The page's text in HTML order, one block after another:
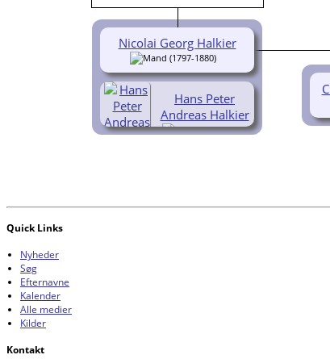
Hans Peter
Andreas Halkier
(1808-1860)
Nicolai Georg Halkier
(1797-1880)
Quick Links
Nyheder
Søg
Efternavne
Kalender
Alle medier
Kilder
Kontakt